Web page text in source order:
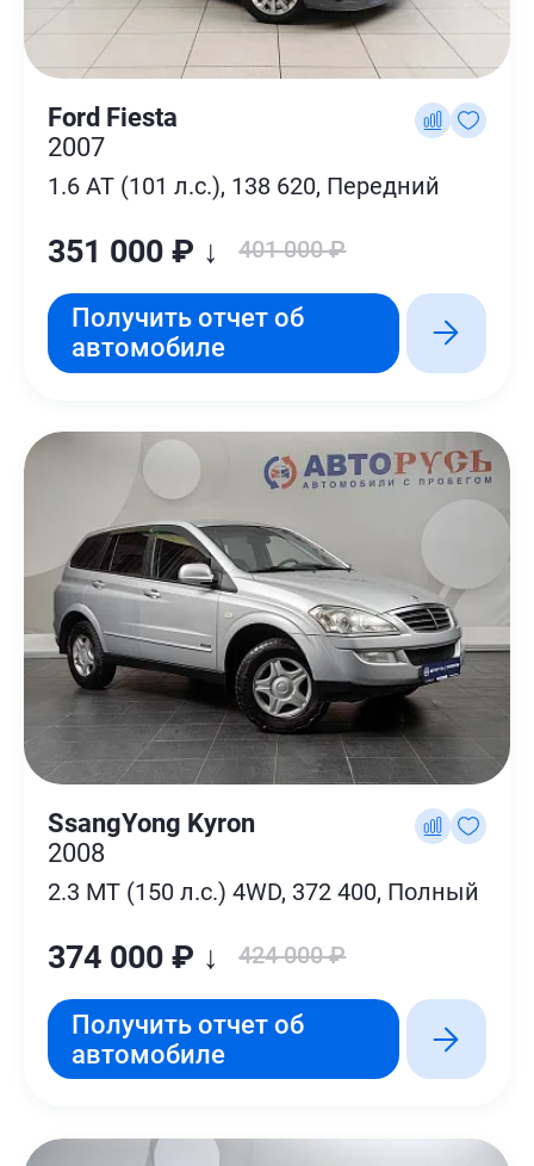
Ford Fiesta
2007
1.6 AT (101 л.с.), 138 620, Передний
351 000 ₽ ↓ 401 000 ₽
Получить отчет об
автомобиле
SsangYong Kyron
2008
2.3 MT (150 л.с.) 4WD, 372 400, Полный
374 000 ₽ ↓ 424 000 ₽
Получить отчет об
автомобиле